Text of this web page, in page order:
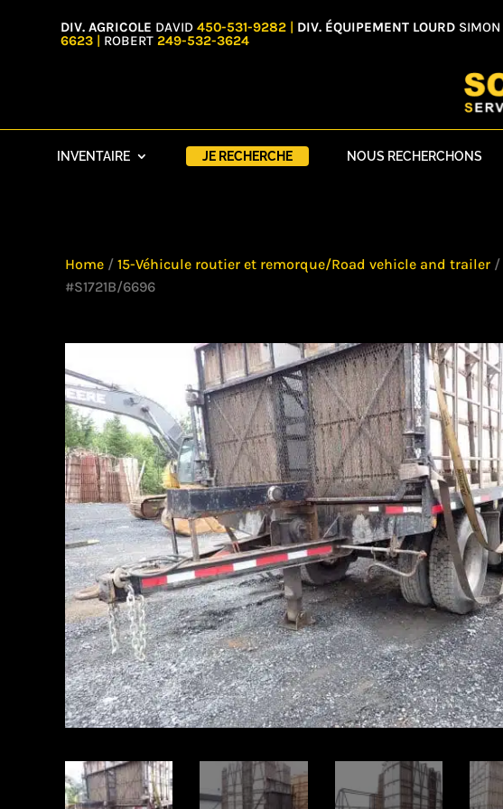
DIV. AGRICOLE DAVID 450-531-9282 DIV. ÉQUIPEMENT LOURD SIMON
6623
ROBERT 249-532-3624
INVENTAIRE JE RECHERCHE NOUS RECHERCHONS
Home / 15-Véhicule routier et remorque/Road vehicle and trailer /
#S1721B/6696